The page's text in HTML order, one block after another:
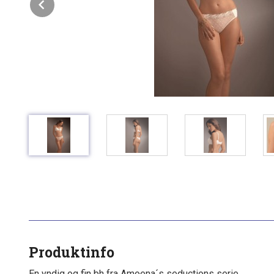
Produktinfo